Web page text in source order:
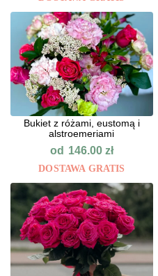
Bukiet z różami, eustomą i
alstroemeriami
od 146.00 zł
DOSTAWA GRATIS